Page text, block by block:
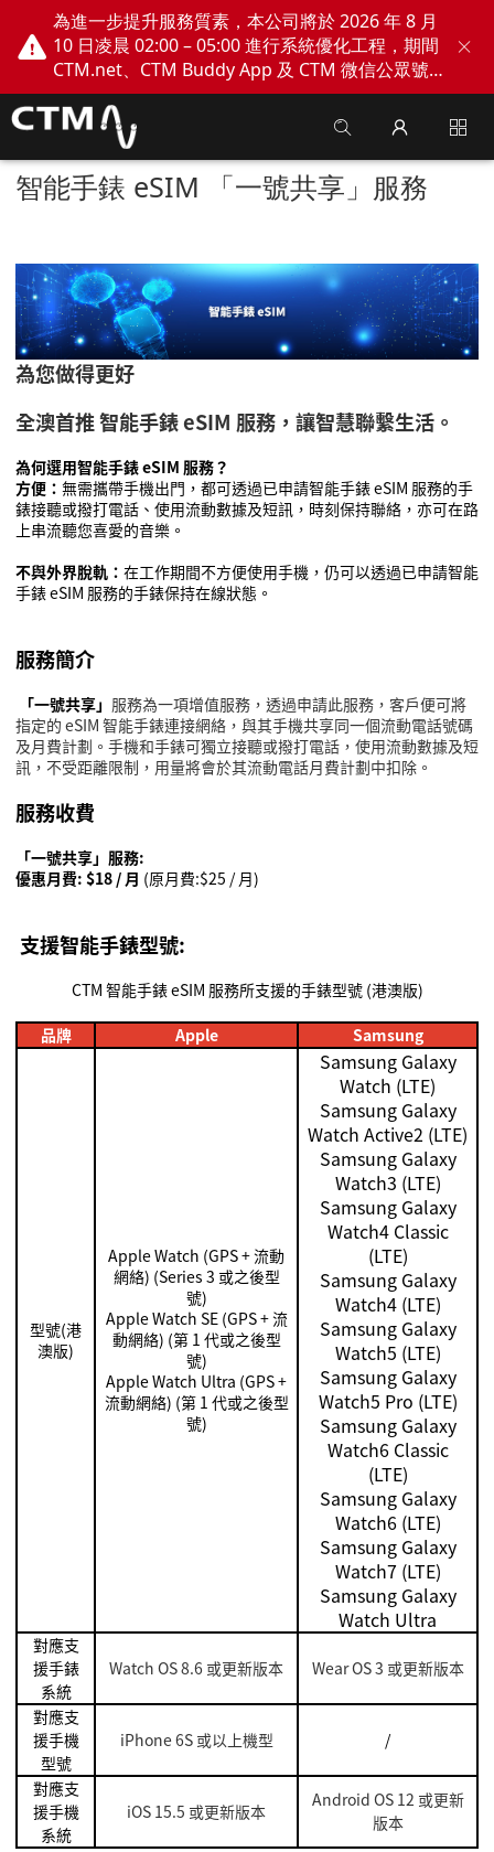
為進一步提升服務質素，本公司將於 2026 年 8 月
10 日凌晨 02:00 – 05:00 進行系統優化工程，期間
CTM.net、CTM Buddy App 及 CTM 微信公眾號
網上服務將會暫停。不便之處，敬請見諒！
智能手錶 eSIM 「一號共享」服務
為您做得更好
全澳首推 智能手錶eSIM 服務，讓智慧聯繫生活。
為何選用智能手錶eSIM 服務？
方便 ： 無需攜帶手機出門，都可透過已申請智能手錶eSIM 服務的手
錶接聽或撥打電話 、 使用流動數據及短訊 ，時刻保持聯絡 ，亦可在路
上串流聽您喜愛的音樂。
不與外界脫軌 ： 在工作期間不方便使用手機，仍可以透過已申請智能
手錶eSIM 服務的手錶保持在線狀態 。
服務簡介
「一號共享」 服務為一項增值服務，透過申請此服務，客戶便可將
指定的 eSIM 智能手錶連接網絡，與其手機共享同一個流動電話號碼
及月費計劃。 手機和手錶可獨立接聽或撥打電話， 使用流動數據及短
訊， 不受距離限制， 用量將會於其流動電話月費計劃中扣除。
服務收費
「一號共享」服務:
優惠月費: $18 / 月 (原月費:$25 /月)
支援智能手錶型號:
CTM 智能手錶eSIM 服務所支援的手錶型號(港澳版)
品牌 Apple Samsung
型號(港
澳版)
Apple Watch (GPS +流動
網絡) (Series 3 或之後型
號)
Apple Watch SE (GPS +流
動網絡) (第 1 代或之後型
號)
Apple Watch Ultra (GPS +
流動網絡) (第 1 代或之後型
號)
Samsung Galaxy
Watch (LTE)
Samsung Galaxy
Watch Active2 (LTE)
Samsung Galaxy
Watch3 (LTE)
Samsung Galaxy
Watch4 Classic
(LTE)
Samsung Galaxy
Watch4 (LTE)
Samsung Galaxy
Watch5 (LTE)
Samsung Galaxy
Watch5 Pro (LTE)
Samsung Galaxy
Watch6 Classic
(LTE)
Samsung Galaxy
Watch6 (LTE)
Samsung Galaxy
Watch7 (LTE)
Samsung Galaxy
Watch Ultra
對應支
援手錶
系統
Watch OS 8.6 或更新版本 Wear OS 3 或更新版本
對應支
援手機
型號
iPhone 6S 或以上機型 /
對應支
援手機
系統
iOS 15.5 或更新版本
Android OS 12 或更新
版本